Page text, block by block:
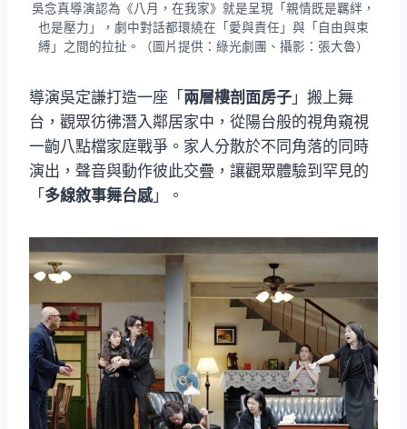
吳念真導演認為《八月，在我家》就是呈現「親情既是羈絆，
也是壓力」，劇中對話都環繞在「愛與責任」與「自由與束
縛」之間的拉扯。（圖片提供：綠光劇團、攝影：張大魯）
導演吳定謙打造一座「 兩層樓剖面房子 」搬上舞
台，觀眾彷彿潛入鄰居家中，從陽台般的視角窺視
一齣八點檔家庭戰爭。家人分散於不同角落的同時
演出，聲音與動作彼此交疊，讓觀眾體驗到罕見的
「 多線敘事舞台感」。